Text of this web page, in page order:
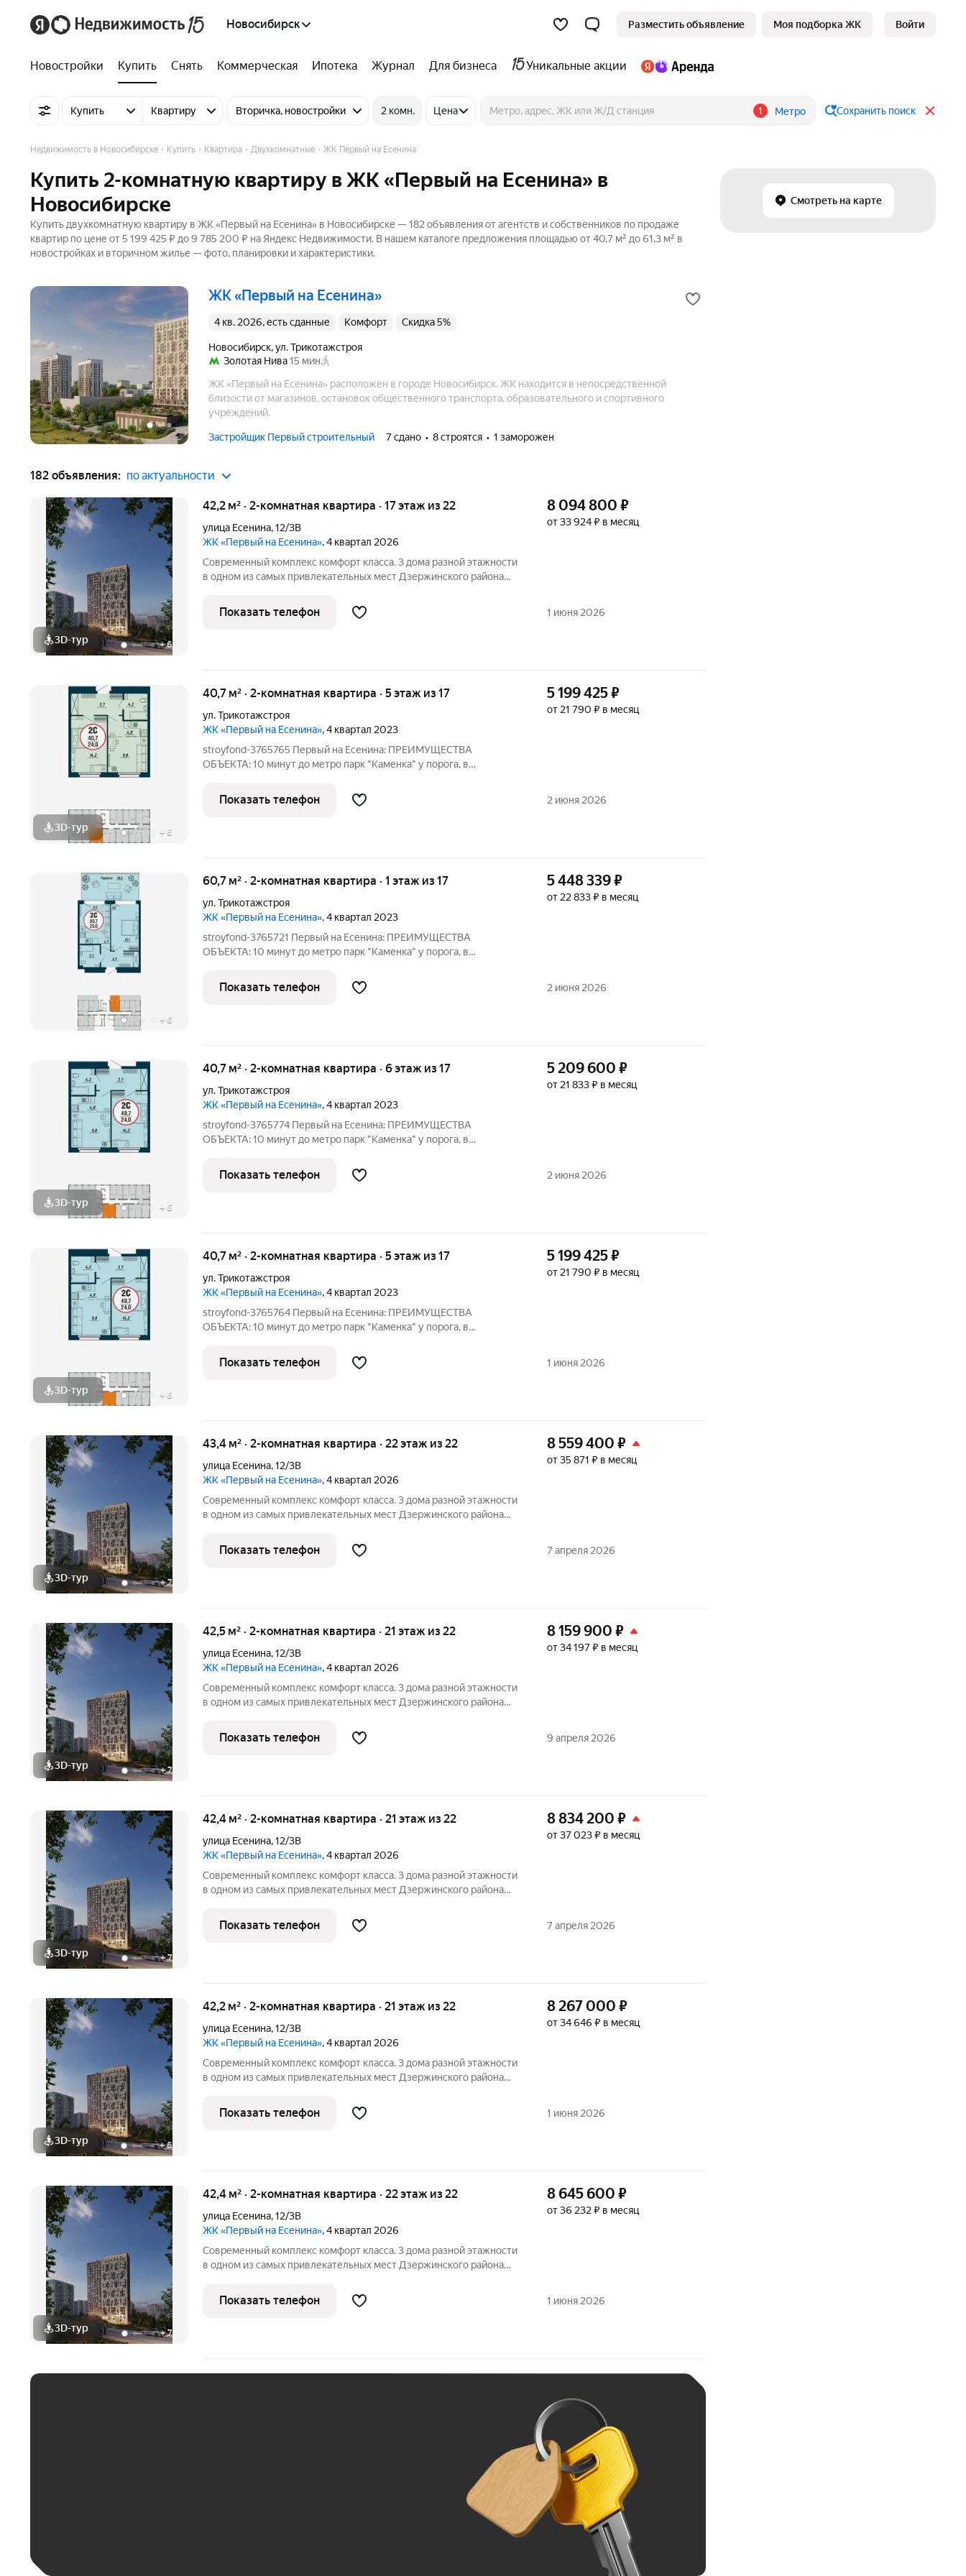
Новосибирск Разместить объявление Моя подборка ЖК Войти
Новостройки Купить Снять Коммерческая Ипотека Журнал Для бизнеса Уникальные акции
Купить Квартиру Вторичка, новостройки 2 комн. Цена 1 Метро Сохранить поиск
Смотреть на карте
Недвижимость в Новосибирске Купить Квартира Двухкомнатные ЖК Первый на Есенина
Купить 2-комнатную квартиру в ЖК «Первый на Есенина» в
Новосибирске
Купить двухкомнатную квартиру в ЖК «Первый на Есенина» в Новосибирске — 182 объявления от агентств и собственников по продаже
квартир по цене от 5 199 425 ₽ до 9 785 200 ₽ на Яндекс Недвижимости. В нашем каталоге предложения площадью от 40,7 м² до 61,3 м² в
новостройках и вторичном жилье — фото, планировки и характеристики.
ЖК «Первый на Есенина»
4 кв. 2026, есть сданные комфорт Скидка 5%
Золотая Нива15 мин.
Новосибирск,ул. Трикотажстроя
ЖК «Первый на Есенина» расположен в городе Новосибирск. ЖК находится в непосредственной
близости от магазинов, остановок общественного транспорта, образовательного и спортивного
учреждений.
Застройщик Первый строительный 7 сдано 8 строятся 1 заморожен
182 объявления: по актуальности
3D-тур +6
42,2 м² · 2-комнатная квартира · 17 этаж из 22
улица Есенина,12/3В
ЖК «Первый на Есенина», 4 квартал 2026
Современный комплекс комфорт класса. 3 дома разной этажности
в одном из самых привлекательных мест Дзержинского района
станции метро. ПРЕИМУЩЕСТВА ОБЪЕКТА: - 10 минут от метро
пешком - Парк
8 094 800 ₽
от 33 924 ₽ в месяц
Показать телефон 1 июня 2026
3D-тур + 6
40,7 м² · 2-комнатная квартира · 5 этаж из 17
ул. Трикотажстроя
ЖК «Первый на Есенина», 4 квартал 2023
stroyfond-3765765 Первый на Есенина: ПРЕИМУЩЕСТВА
ОБЪЕКТА: 10 минут до метро парк "Каменка" у порога, в
комплекса в парк собственные террасы на первом этаже 10 из 10
индекс доступности двор
5 199 425₽
от 21 790 ₽ в месяц
Показать телефон 2 июня 2026
+ 6
60,7 м² · 2-комнатная квартира · 1 этаж из 17
ул. Трикотажстроя
ЖК «Первый на Есенина», 4 квартал 2023
stroyfond-3765721 Первый на Есенина: ПРЕИМУЩЕСТВА
ОБЪЕКТА: 10 минут до метро парк "Каменка" у порога, в
комплекса в парк собственные террасы на первом этаже 10 из 10
индекс доступности двор
5 448 339₽
от 22 833 ₽ в месяц
Показать телефон 2 июня 2026
3D-тур + 6
40,7 м² · 2-комнатная квартира · 6 этаж из 17
ул. Трикотажстроя
ЖК «Первый на Есенина», 4 квартал 2023
stroyfond-3765774 Первый на Есенина: ПРЕИМУЩЕСТВА
ОБЪЕКТА: 10 минут до метро парк "Каменка" у порога, в
комплекса в парк собственные террасы на первом этаже 10 из 10
индекс доступности двор
5 209 600 ₽
от 21 833 ₽ в месяц
Показать телефон 2 июня 2026
3D-тур + 6
40,7 м² · 2-комнатная квартира · 5 этаж из 17
ул. Трикотажстроя
ЖК «Первый на Есенина», 4 квартал 2023
stroyfond-3765764 Первый на Есенина: ПРЕИМУЩЕСТВА
ОБЪЕКТА: 10 минут до метро парк "Каменка" у порога, в
комплекса в парк собственные террасы на первом этаже 10 из 10
индекс доступности двор
5 199 425₽
от 21 790 ₽ в месяц
Показать телефон 1 июня 2026
3D-тур +7
43,4 м² · 2-комнатная квартира · 22 этаж из 22
улица Есенина,12/3В
ЖК «Первый на Есенина», 4 квартал 2026
Современный комплекс комфорт класса. 3 дома разной этажности
в одном из самых привлекательных мест Дзержинского района
станции метро. ПРЕИМУЩЕСТВА ОБЪЕКТА: - 10 минут от метро
пешком - Парк
8 559 400 ₽
от 35 871 ₽ в месяц
Показать телефон 7 апреля 2026
3D-тур +7
42,5 м² · 2-комнатная квартира · 21 этаж из 22
улица Есенина,12/3В
ЖК «Первый на Есенина», 4 квартал 2026
Современный комплекс комфорт класса. 3 дома разной этажности
в одном из самых привлекательных мест Дзержинского района
станции метро. ПРЕИМУЩЕСТВА ОБЪЕКТА: - 10 минут от метро
пешком - Парк
8 159 900 ₽
от 34 197 ₽ в месяц
Показать телефон 9 апреля 2026
3D-тур +7
42,4 м² · 2-комнатная квартира · 21 этаж из 22
улица Есенина,12/3В
ЖК «Первый на Есенина», 4 квартал 2026
Современный комплекс комфорт класса. 3 дома разной этажности
в одном из самых привлекательных мест Дзержинского района
станции метро. ПРЕИМУЩЕСТВА ОБЪЕКТА: - 10 минут от метро
пешком - Парк
8 834 200 ₽
от 37 023 ₽ в месяц
Показать телефон 7 апреля 2026
3D-тур +6
42,2 м² · 2-комнатная квартира · 21 этаж из 22
улица Есенина,12/3В
ЖК «Первый на Есенина», 4 квартал 2026
Современный комплекс комфорт класса. 3 дома разной этажности
в одном из самых привлекательных мест Дзержинского района
станции метро. ПРЕИМУЩЕСТВА ОБЪЕКТА: - 10 минут от метро
пешком - Парк
8 267 000 ₽
от 34 646 ₽ в месяц
Показать телефон 1 июня 2026
3D-тур +7
42,4 м² · 2-комнатная квартира · 22 этаж из 22
улица Есенина,12/3В
ЖК «Первый на Есенина», 4 квартал 2026
Современный комплекс комфорт класса. 3 дома разной этажности
в одном из самых привлекательных мест Дзержинского района
станции метро. ПРЕИМУЩЕСТВА ОБЪЕКТА: - 10 минут от метро
пешком - Парк
8 645 600 ₽
от 36 232 ₽ в месяц
Показать телефон 1 июня 2026